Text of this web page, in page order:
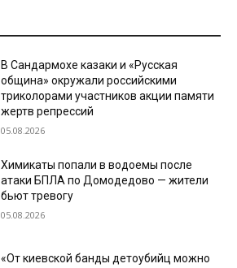
В Сандармохе казаки и «Русская
община» окружали российскими
триколорами участников акции памяти
жертв репрессий
05.08.2026
Химикаты попали в водоемы после
атаки БПЛА по Домодедово — жители
бьют тревогу
05.08.2026
«От киевской банды детоубийц можно